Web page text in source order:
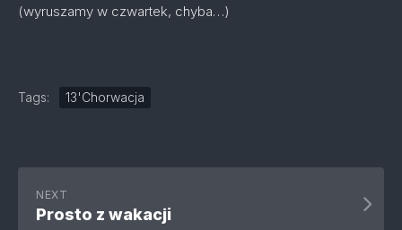
(wyruszamy w czwartek, chyba…)
Tags: 13'Chorwacja
NEXT
Prosto z wakacji